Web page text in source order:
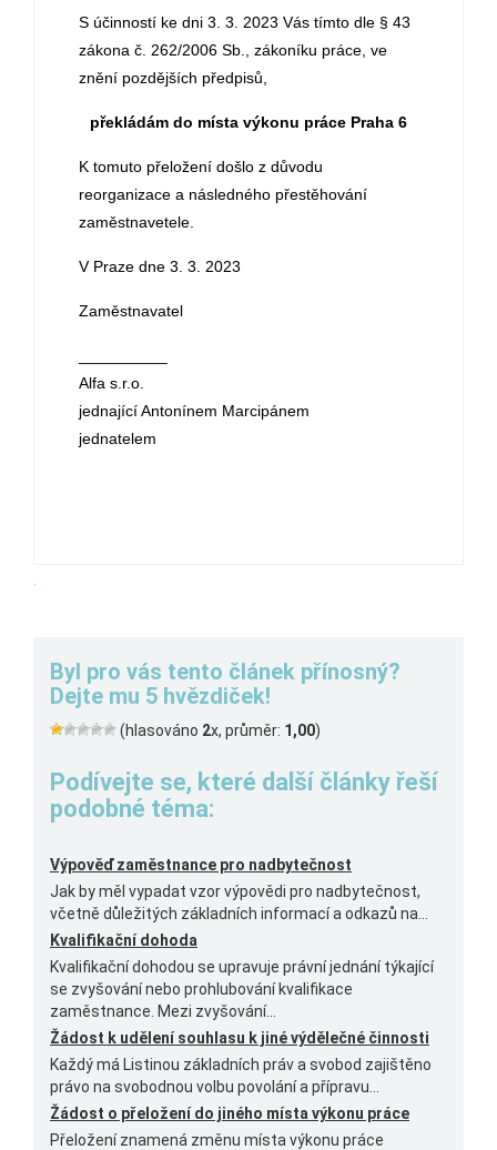
S účinností ke dni 3. 3. 2023 Vás tímto dle § 43
zákona č. 262/2006 Sb., zákoníku práce, ve
znění pozdějších předpisů,
překládám do místa výkonu práce Praha 6
K tomuto přeložení došlo z důvodu
reorganizace a následného přestěhování
zaměstnavetele.
V Praze dne 3. 3. 2023
Zaměstnavatel
Alfa s.r.o.
jednající Antonínem Marcipánem
jednatelem
.
Byl pro vás tento článek přínosný?
Dejte mu 5 hvězdiček!
(hlasováno 2x, průměr: 1,00)
Podívejte se, které další články řeší
podobné téma:
Výpověď zaměstnance pro nadbytečnost
Jak by měl vypadat vzor výpovědi pro nadbytečnost,
včetně důležitých základních informací a odkazů na...
Kvalifikační dohoda
Kvalifikační dohodou se upravuje právní jednání týkající
se zvyšování nebo prohlubování kvalifikace
zaměstnance. Mezi zvyšování...
Žádost k udělení souhlasu k jiné výdělečné činnosti
Každý má Listinou základních práv a svobod zajištěno
právo na svobodnou volbu povolání a přípravu...
Žádost o přeložení do jiného místa výkonu práce
Přeložení znamená změnu místa výkonu práce